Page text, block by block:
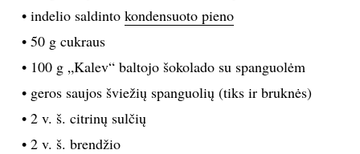
SPORTAS
MENAS
ORAI
• indelio saldinto kondensuoto pieno
• 50 g cukraus
• 100 g „Kalev“ baltojo šokolado su spanguolėm
• geros saujos šviežių spanguolių (tiks ir bruknės)
• 2 v. š. citrinų sulčių
• 2 v. š. brendžio